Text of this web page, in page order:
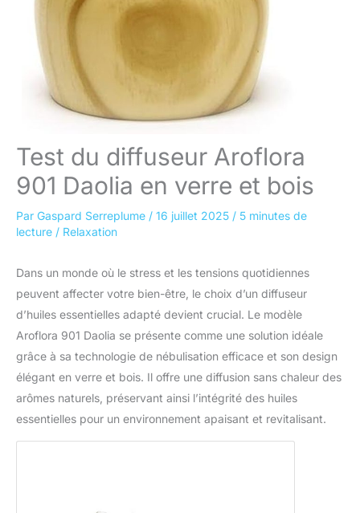
Test du diffuseur Aroflora
901 Daolia en verre et bois
Par Gaspard Serreplume / 16 juillet 2025 / 5 minutes de
lecture / Relaxation
Dans un monde où le stress et les tensions quotidiennes
peuvent affecter votre bien-être, le choix d’un diffuseur
d’huiles essentielles adapté devient crucial. Le modèle
Aroflora 901 Daolia se présente comme une solution idéale
grâce à sa technologie de nébulisation efficace et son design
élégant en verre et bois. Il offre une diffusion sans chaleur des
arômes naturels, préservant ainsi l’intégrité des huiles
essentielles pour un environnement apaisant et revitalisant.